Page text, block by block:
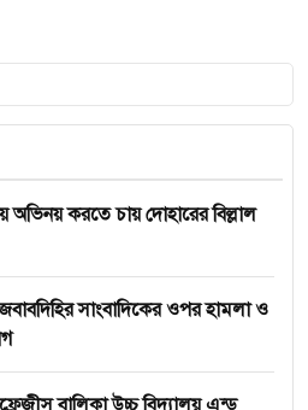
অভিনয় করতে চায় দোহারের বিল্লাল
সাংবাদিকের ওপর হামলা ও
বালিকা উচ্চ বিদ্যালয় এন্ড